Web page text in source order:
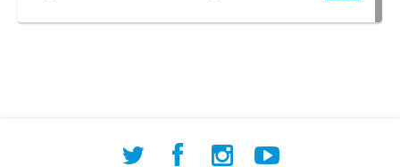
resultado del relevamiento conjunto